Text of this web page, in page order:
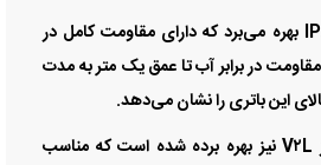
این باتری از استاندارد IP۶۸ بهره می‌برد که دارای مقاومت کامل در
مقاومت در برابر آب تا عمق یک متر به مدت
در نسل جدید باتری‌ها از V۲L نیز بهره برده شده است که مناسب